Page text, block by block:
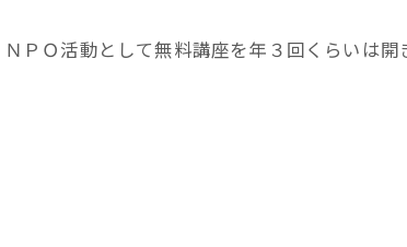
ＰＯ活動として無料講座を年３回くらいは開